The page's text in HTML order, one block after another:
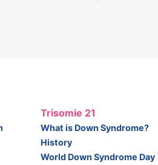
Trisomie 21
What is Down Syndrome?
History
World Down Syndrome Day